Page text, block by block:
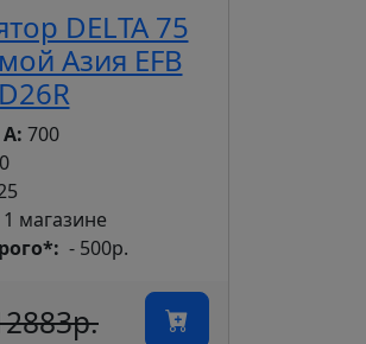
DELTA 75
Азия EFB
D26R
700
1 магазине
- 500р.